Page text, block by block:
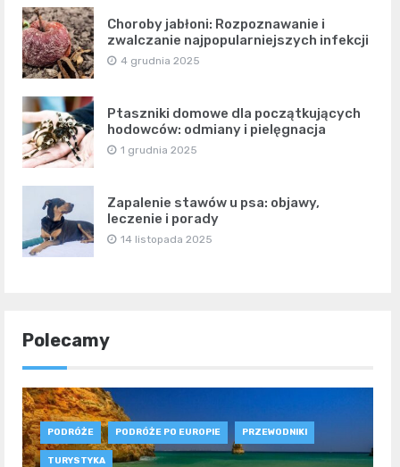
Choroby jabłoni: Rozpoznawanie i
zwalczanie najpopularniejszych infekcji
4 grudnia 2025
Ptaszniki domowe dla początkujących
hodowców: odmiany i pielęgnacja
1 grudnia 2025
Zapalenie stawów u psa: objawy,
leczenie i porady
14 listopada 2025
Polecamy
PODRÓŻE PODRÓŻE PO EUROPIE PRZEWODNIKI
TURYSTYKA